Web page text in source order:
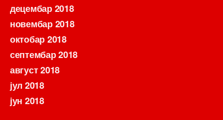
децембар 2018
новембар 2018
октобар 2018
септембар 2018
август 2018
јул 2018
јун 2018